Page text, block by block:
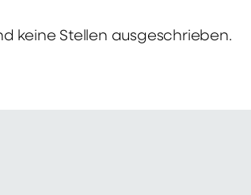
keine Stellen ausgeschrieben.